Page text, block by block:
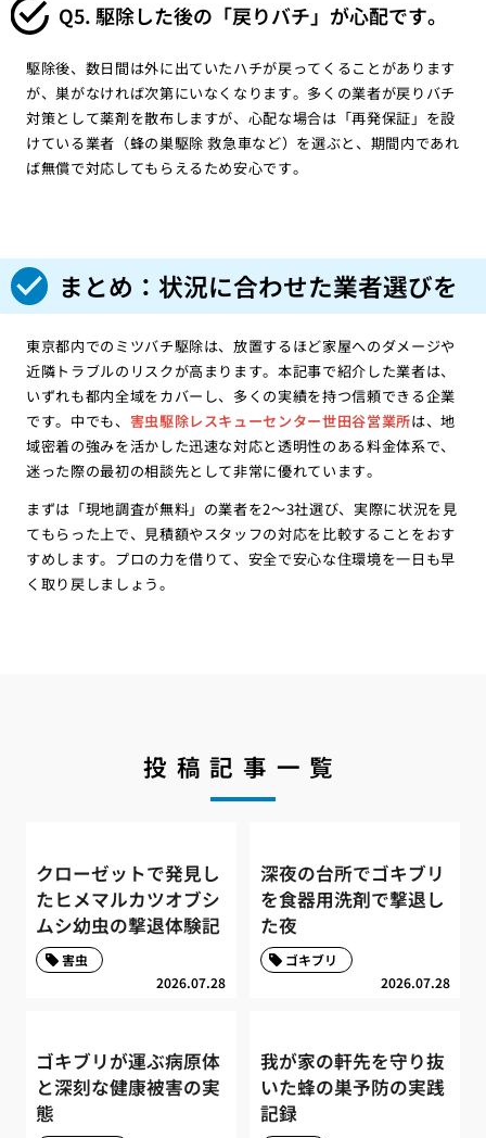
Q5. 駆除した後の「戻りバチ」が心配です。
駆除後、数日間は外に出ていたハチが戻ってくることがあります
が、巣がなければ次第にいなくなります。多くの業者が戻りバチ
対策として薬剤を散布しますが、心配な場合は「再発保証」を設
けている業者（蜂の巣駆除 救急車など）を選ぶと、期間内であれ
ば無償で対応してもらえるため安心です。
まとめ：状況に合わせた業者選びを
東京都内でのミツバチ駆除は、放置するほど家屋へのダメージや
近隣トラブルのリスクが高まります。本記事で紹介した業者は、
いずれも都内全域をカバーし、多くの実績を持つ信頼できる企業
です。中でも、 害虫駆除レスキューセンター世田谷営業所は、地
域密着の強みを活かした迅速な対応と透明性のある料金体系で、
迷った際の最初の相談先として非常に優れています。
まずは「現地調査が無料」の業者を2〜3社選び、実際に状況を見
てもらった上で、見積額やスタッフの対応を比較することをおす
すめします。プロの力を借りて、安全で安心な住環境を一日も早
く取り戻しましょう。
投稿記事一覧
クローゼットで発見し
たヒメマルカツオブシ
ムシ幼虫の撃退体験記
2026.07.28
害虫
深夜の台所でゴキブリ
を食器用洗剤で撃退し
た夜
2026.07.28
ゴキブリ
ゴキブリが運ぶ病原体
と深刻な健康被害の実
態
我が家の軒先を守り抜
いた蜂の巣予防の実践
記録